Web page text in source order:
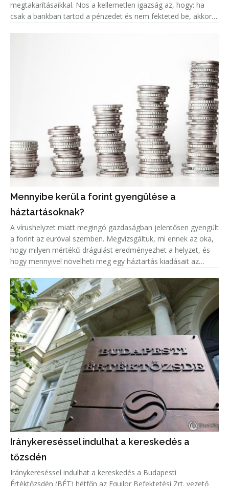
megtakarításaikkal. Nos a kellemetlen igazság az, hogy: ha
csak a bankban tartod a pénzedet és nem fekteted be, akkor
Mennyibe kerül a forint gyengülése a
háztartásoknak?
A vírushelyzet miatt megingó gazdaságban jelentősen gyengült
a forint az euróval szemben. Megvizsgáltuk, mi ennek az oka,
hogy milyen mértékű drágulást eredményezhet a helyzet, és
hogy mennyivel növelheti meg egy háztartás kiadásait az
Iránykereséssel indulhat a kereskedés a
tőzsdén
Iránykereséssel indulhat a kereskedés a Budapesti
Értéktőzsdén (BÉT) hétfőn az Equilor Befektetési Zrt. vezető